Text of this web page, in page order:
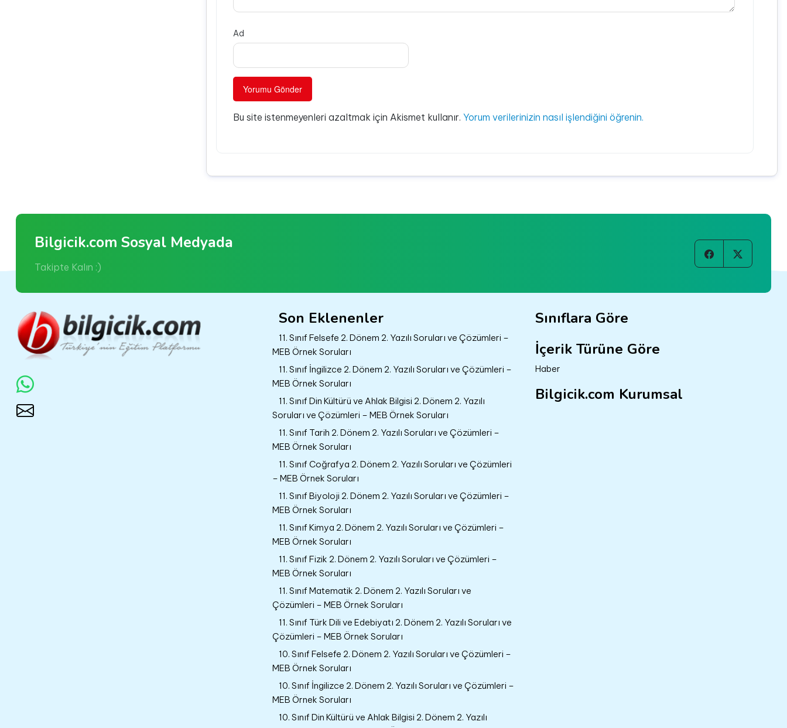
Ad
Bu site istenmeyenleri azaltmak için Akismet kullanır. Yorum verilerinizin nasıl işlendiğini öğrenin.
Bilgicik.com Sosyal Medyada
Takipte Kalın :)
Son Eklenenler
11. Sınıf Felsefe 2. Dönem 2. Yazılı Soruları ve Çözümleri –
MEB Örnek Soruları
11. Sınıf İngilizce 2. Dönem 2. Yazılı Soruları ve Çözümleri –
MEB Örnek Soruları
11. Sınıf Din Kültürü ve Ahlak Bilgisi 2. Dönem 2. Yazılı
Soruları ve Çözümleri – MEB Örnek Soruları
11. Sınıf Tarih 2. Dönem 2. Yazılı Soruları ve Çözümleri –
MEB Örnek Soruları
11. Sınıf Coğrafya 2. Dönem 2. Yazılı Soruları ve Çözümleri
– MEB Örnek Soruları
11. Sınıf Biyoloji 2. Dönem 2. Yazılı Soruları ve Çözümleri –
MEB Örnek Soruları
11. Sınıf Kimya 2. Dönem 2. Yazılı Soruları ve Çözümleri –
MEB Örnek Soruları
11. Sınıf Fizik 2. Dönem 2. Yazılı Soruları ve Çözümleri –
MEB Örnek Soruları
11. Sınıf Matematik 2. Dönem 2. Yazılı Soruları ve
Çözümleri – MEB Örnek Soruları
11. Sınıf Türk Dili ve Edebiyatı 2. Dönem 2. Yazılı Soruları ve
Çözümleri – MEB Örnek Soruları
10. Sınıf Felsefe 2. Dönem 2. Yazılı Soruları ve Çözümleri –
MEB Örnek Soruları
10. Sınıf İngilizce 2. Dönem 2. Yazılı Soruları ve Çözümleri –
MEB Örnek Soruları
10. Sınıf Din Kültürü ve Ahlak Bilgisi 2. Dönem 2. Yazılı
Sınıflara Göre
İçerik Türüne Göre
Haber
Bilgicik.com Kurumsal